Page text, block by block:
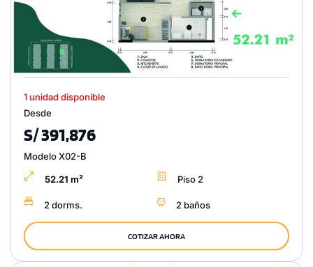
1 unidad disponible
Desde
S/ 391,876
Modelo X02-B
52.21 m² Piso 2
2 dorms. 2 baños
COTIZAR AHORA